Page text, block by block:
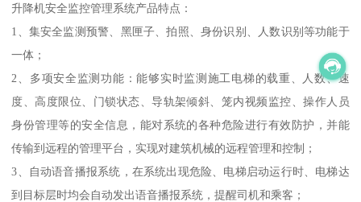
升降机安全监控管理系统产品特点：
1、集安全监测预警、黑匣子、拍照、身份识别、人数识别等功能于
一体；
2、多项安全监测功能：能够实时监测施工电梯的载重、人数、速
度、高度限位、门锁状态、导轨架倾斜、笼内视频监控、操作人员
身份管理等的安全信息，能对系统的各种危险进行有效防护，并能
传输到远程的管理平台，实现对建筑机械的远程管理和控制；
3、自动语音播报系统，在系统出现危险、电梯启动运行时、电梯达
到目标层时均会自动发出语音播报系统，提醒司机和乘客；